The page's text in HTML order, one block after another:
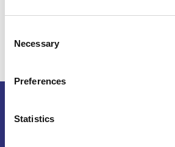
Selection
Necessary
Preferences
Statistics